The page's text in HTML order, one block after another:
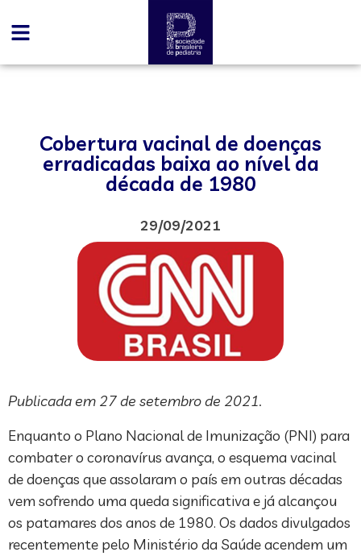
Cobertura vacinal de doenças
erradicadas baixa ao nível da
década de 1980
29/09/2021
Publicada em 27 de setembro de 2021.
Enquanto o Plano Nacional de Imunização (PNI) para
combater o coronavírus avança, o esquema vacinal
de doenças que assolaram o país em outras décadas
vem sofrendo uma queda significativa e já alcançou
os patamares dos anos de 1980. Os dados divulgados
recentemente pelo Ministério da Saúde acendem um